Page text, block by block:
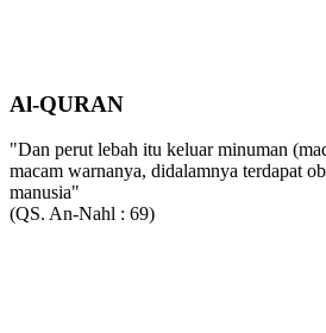
Al-QURAN
"Dan perut lebah itu keluar minuman
macam warnanya, didalamnya terdapat
manusia"
(QS. An-Nahl : 69)